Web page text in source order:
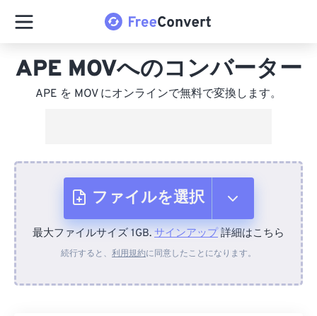
APE MOVへのコンバーター
APE を MOV にオンラインで無料で変換します。
ファイルを選択
デバイスから
最大ファイルサイズ 1GB. サインアップ詳細はこちら
続行すると、 利用規約に同意したことになります。